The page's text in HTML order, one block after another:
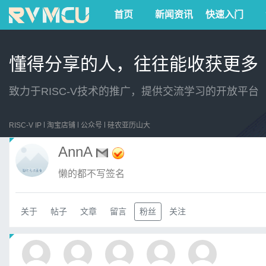
首页 新闻资讯 快速入门
懂得分享的人，往往能收获更多
致力于RISC-V技术的推广，提供交流学习的开放平台
RISC-V IP 淘宝店铺 公众号 硅农亚历山大
AnnA
懒的都不写签名
关于 帖子 文章 留言 粉丝 关注